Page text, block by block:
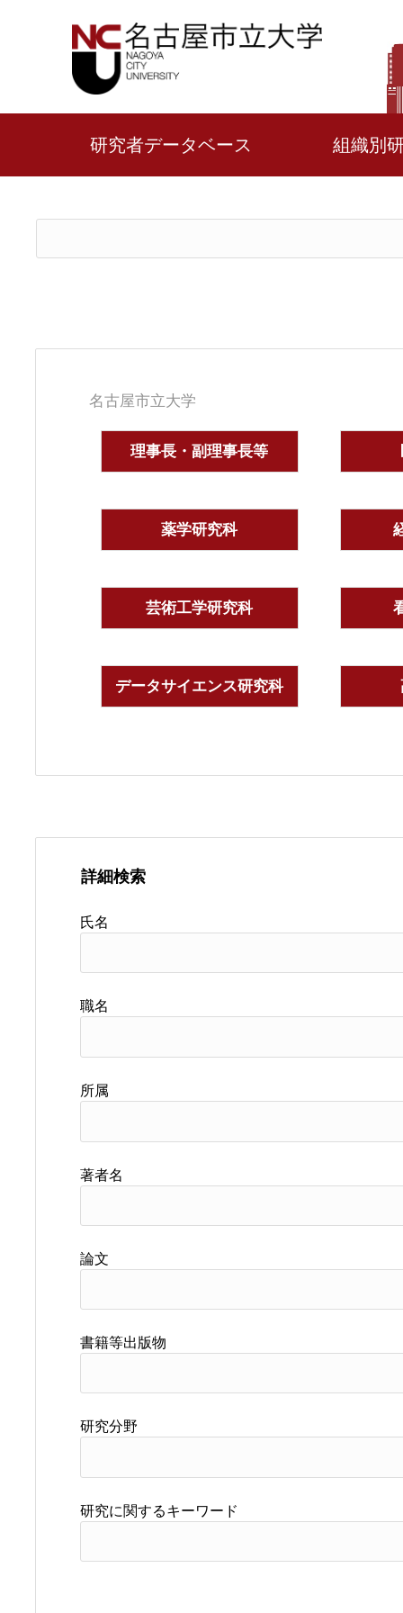
研究者データベース 組織別
名古屋市立大学
理事長・副理事長等
薬学研究科
芸術工学研究科
データサイエンス研究科
詳細検索
氏名
職名
所属
著者名
論文
書籍等出版物
研究分野
研究に関するキーワード